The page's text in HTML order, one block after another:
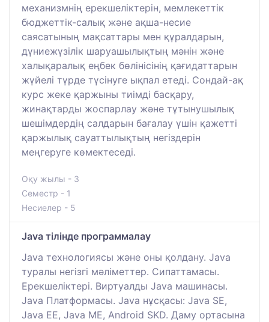
механизмнің ерекшеліктерін, мемлекеттік
бюджеттік-салық және ақша-несие
саясатының мақсаттары мен құралдарын,
дүниежүзілік шаруашылықтың мәнін және
халықаралық еңбек бөлінісінің қағидаттарын
жүйелі түрде түсінуге ықпал етеді. Сондай-ақ
курс жеке қаржыны тиімді басқару,
жинақтарды жоспарлау және тұтынушылық
шешімдердің салдарын бағалау үшін қажетті
қаржылық сауаттылықтың негіздерін
меңгеруге көмектеседі.
Оқу жылы - 3
Семестр - 1
Несиелер - 5
Java тілінде программалау
Java технологиясы және оны қолдану. Java
туралы негізгі мәліметтер. Сипаттамасы.
Ерекшеліктері. Виртуалды Java машинасы.
Java Платформасы. Java нұсқасы: Java SE,
Java EE, Java ME, Android SKD. Даму ортасына